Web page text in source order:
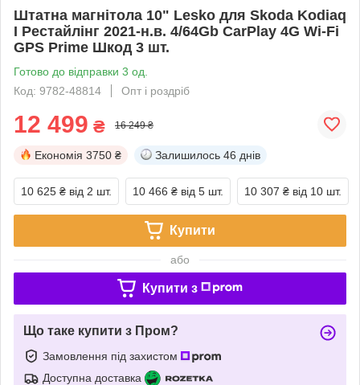
Штатна магнітола 10" Lesko для Skoda Kodiaq
I Рестайлінг 2021-н.в. 4/64Gb CarPlay 4G Wi-Fi
GPS Prime Шкод 3 шт.
Готово до відправки 3 од.
Код: 9782-48814
Опт і роздріб
12 499 ₴ 16 249 ₴
Економія 3750 ₴ Залишилось 46 днів
10 625 ₴ від 2 шт. 10 466 ₴ від 5 шт. 10 307 ₴ від 10 шт.
Купити
або
Купити з
Що таке купити з Пром?
Замовлення під захистом
Доступна доставка